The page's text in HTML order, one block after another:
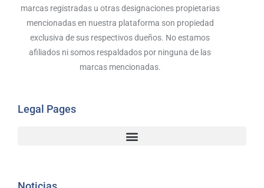
marcas registradas u otras designaciones propietarias
mencionadas en nuestra plataforma son propiedad
exclusiva de sus respectivos dueños. No estamos
afiliados ni somos respaldados por ninguna de las
marcas mencionadas.
Legal Pages